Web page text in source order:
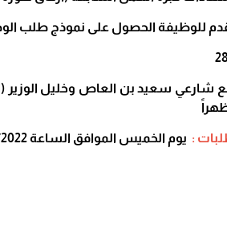
للوظيفة الحصول على نموذج طلب
شارعي سعيد بن العاص وخليل الوزير
: يوم الخميس الموافق الساعة 1/12/2022 الواحدة ظهراً